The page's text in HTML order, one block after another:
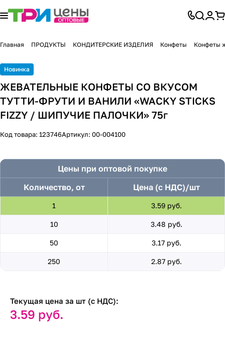
Главная ПРОДУКТЫ КОНДИТЕРСКИЕ ИЗДЕЛИЯ Конфеты Конфеты
Новинка
ЖЕВАТЕЛЬНЫЕ КОНФЕТЫ СО ВКУСОМ
ТУТТИ-ФРУТИ И ВАНИЛИ «WACKY STICKS
FIZZY / ШИПУЧИЕ ПАЛОЧКИ» 75г
Код товара: 123746Артикул: 00-004100
Цены при оптовой покупке
Количество, от
Цена (с НДС)/шт
1 3.59 руб.
10 3.48 руб.
50 3.17 руб.
250 2.87 руб.
Текущая цена за шт (с НДС):
3.59 руб.